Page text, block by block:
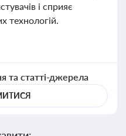
і сприяє
технологій.
та статті-джерела